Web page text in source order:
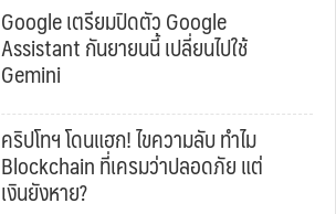
Google เตรียมปิดตัว Google
Assistant กันยายนนี้ เปลี่ยนไปใช้
Gemini
คริปโทฯ โดนแฮก! ไขความลับ ทำไม
Blockchain ที่เครมว่าปลอดภัย แต่
เงินยังหาย?